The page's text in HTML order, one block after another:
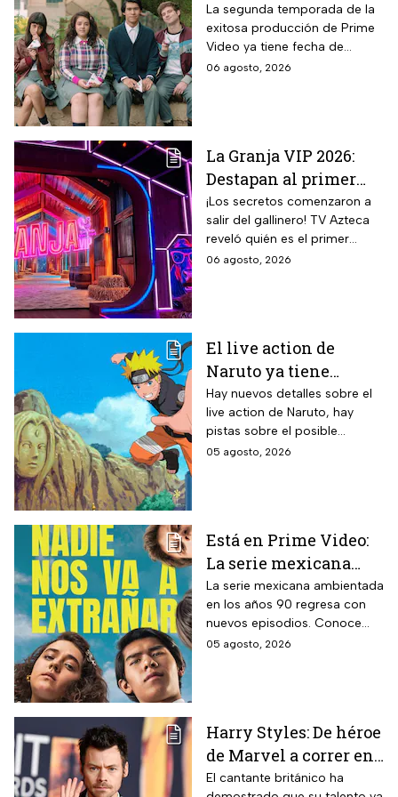
estreno de la
Temporada 2 y reparto
completo
La segunda temporada de la
exitosa producción de Prime
Video ya tiene fecha de
estreno. Conoce el horario en
06 agosto, 2026
La Granja VIP 2026:
Destapan al primer
participante del
reality más viral de la
televisión mexicana
¡Los secretos comenzaron a
salir del gallinero! TV Azteca
reveló quién es el primer
granjero confirmado para la
06 agosto, 2026
El live action de
Naruto ya tiene
director y así avanza
el casting de la
película
Hay nuevos detalles sobre el
live action de Naruto, hay
pistas sobre el posible
enfoque de la historia y
05 agosto, 2026
Está en Prime Video:
La serie mexicana
noventera de la que
todos están hablando
y que se ve en un fin
de semana
La serie mexicana ambientada
en los años 90 regresa con
nuevos episodios. Conoce
cuándo se estrena, qué
05 agosto, 2026
Harry Styles: De héroe
de Marvel a correr en
Chapultepec; las
El cantante británico ha